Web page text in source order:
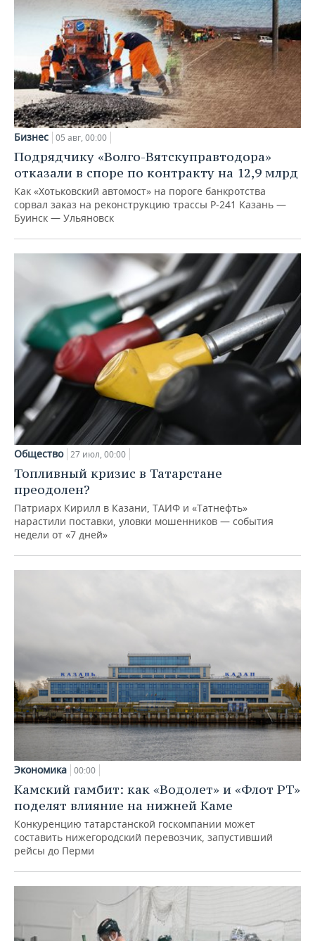
Бизнес 05 авг, 00:00
Подрядчику «Волго-Вятскуправтодора»
отказали в споре по контракту на 12,9 млрд
Как «Хотьковский автомост» на пороге банкротства
сорвал заказ на реконструкцию трассы Р‑241 Казань —
Буинск — Ульяновск
Общество 27 июл, 00:00
Топливный кризис в Татарстане
преодолен?
Патриарх Кирилл в Казани, ТАИФ и «Татнефть»
нарастили поставки, уловки мошенников — события
недели от «7 дней»
Экономика 00:00
Камский гамбит: как «Водолет» и «Флот РТ»
поделят влияние на нижней Каме
Конкуренцию татарстанской госкомпании может
составить нижегородский перевозчик, запустивший
рейсы до Перми